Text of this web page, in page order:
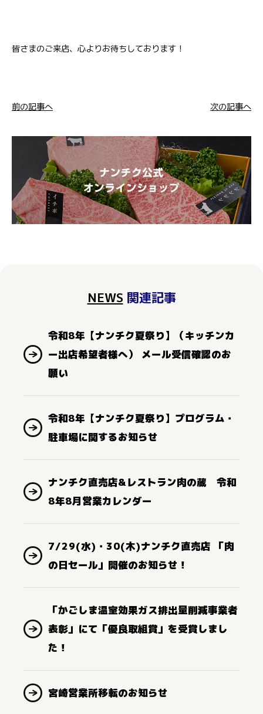
皆さまのご来店、心よりお待ちしております！
前の記事へ 次の記事へ
NEWS 関連記事
令和8年【ナンチク夏祭り】（キッチンカ
ー出店希望者様へ） メール受信確認のお
願い
令和8年【ナンチク夏祭り】プログラム・
駐車場に関するお知らせ
ナンチク直売店&レストラン肉の蔵 令和
8年8月営業カレンダー
7/29(水)・30(木)ナンチク直売店 「肉
の日セール」開催のお知らせ！
「かごしま温室効果ガス排出量削減事業者
表彰」にて「優良取組賞」を受賞しまし
た！
宮崎営業所移転のお知らせ